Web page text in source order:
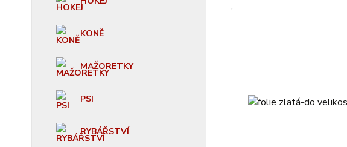
KONĚ
MAŽORETKY
PSI
RYBÁŘSTVÍ